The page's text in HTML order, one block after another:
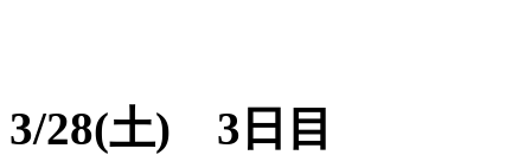
3/28(土) 3日目